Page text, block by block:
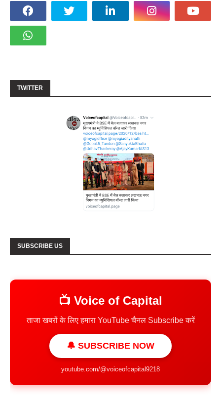
TWITTER
SUBSCRIBE US
📺 Voice of Capital
ताजा खबरों के लिए हमारा YouTube चैनल Subscribe करें
🔔 SUBSCRIBE NOW
youtube.com/@voiceofcapital9218